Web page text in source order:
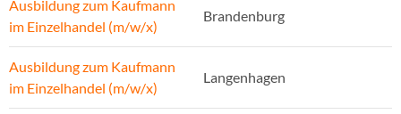
Ausbildung zum Kaufmann
im Einzelhandel (m/w/x)
Brandenburg
Ausbildung zum Kaufmann
im Einzelhandel (m/w/x)
Langenhagen